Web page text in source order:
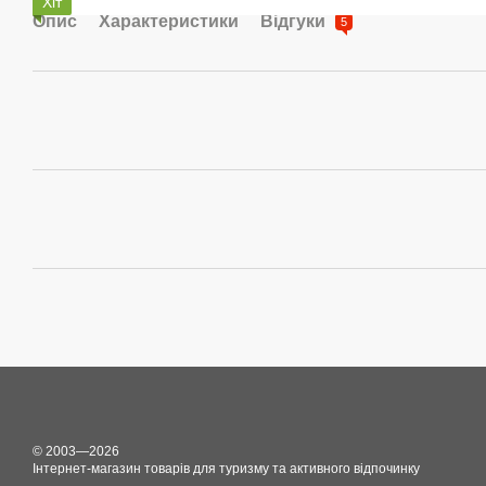
Опис Характеристики Відгуки 5
© 2003—2026
Інтернет-магазин товарів для туризму та активного відпочинку